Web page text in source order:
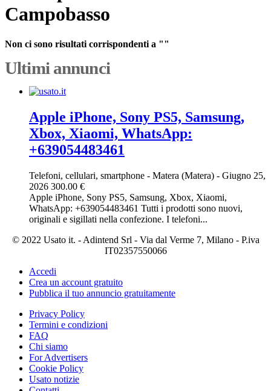
Campobasso
Non ci sono risultati corrispondenti a ""
Ultimi annunci
Apple iPhone, Sony PS5, Samsung,
Xbox, Xiaomi, WhatsApp:
+639054483461
Telefoni, cellulari, smartphone - Matera (Matera) - Giugno 25,
2026 300.00 €
Apple iPhone, Sony PS5, Samsung, Xbox, Xiaomi,
WhatsApp: +639054483461 Tutti i prodotti sono nuovi,
originali e sigillati nella confezione. I telefoni...
© 2022 Usato it. - Adintend Srl - Via dal Verme 7, Milano - P.iva
IT02357550066
Accedi
Crea un account gratuito
Pubblica il tuo annuncio gratuitamente
Privacy Policy
Termini e condizioni
FAQ
Chi siamo
For Advertisers
Cookie Policy
Usato notizie